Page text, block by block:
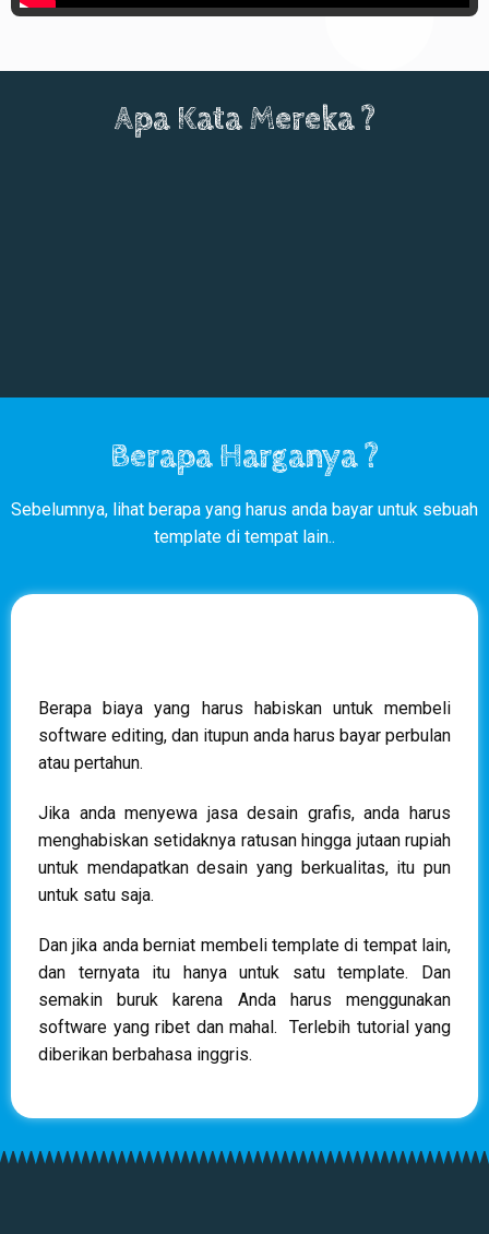
Apa Kata Mereka ?
Berapa Harganya ?
Sebelumnya, lihat berapa yang harus anda bayar untuk sebuah
template di tempat lain..
Berapa biaya yang harus habiskan untuk membeli
software editing, dan itupun anda harus bayar perbulan
atau pertahun.
Jika anda menyewa jasa desain grafis, anda harus
menghabiskan setidaknya ratusan hingga jutaan rupiah
untuk mendapatkan desain yang berkualitas, itu pun
untuk satu saja.
Dan jika anda berniat membeli template di tempat lain,
dan ternyata itu hanya untuk satu template. Dan
semakin buruk karena Anda harus menggunakan
software yang ribet dan mahal. Terlebih tutorial yang
diberikan berbahasa inggris.